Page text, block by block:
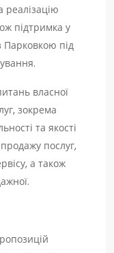
реалізацію
підтримка у
Парковкою під
власної
зокрема
та якості
послуг,
а також